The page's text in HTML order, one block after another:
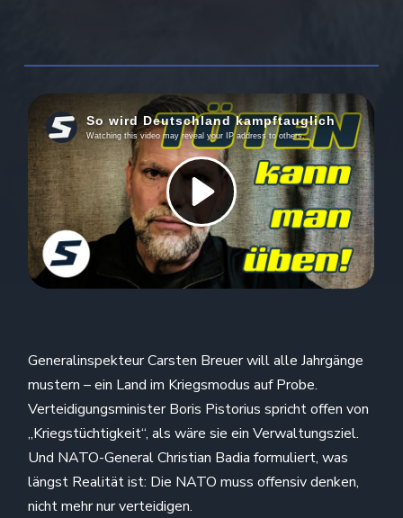
Generalinspekteur Carsten Breuer will alle Jahrgänge
mustern – ein Land im Kriegsmodus auf Probe.
Verteidigungsminister Boris Pistorius spricht offen von
„Kriegstüchtigkeit“, als wäre sie ein Verwaltungsziel.
Und NATO-General Christian Badia formuliert, was
längst Realität ist: Die NATO muss offensiv denken,
nicht mehr nur verteidigen.